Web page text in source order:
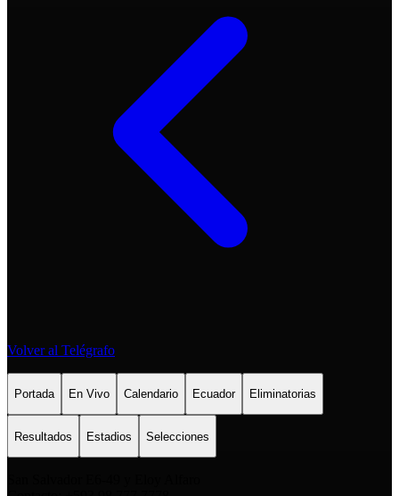
Volver al Telégrafo
Portada En Vivo Calendario Ecuador Eliminatorias
Resultados Estadios Selecciones